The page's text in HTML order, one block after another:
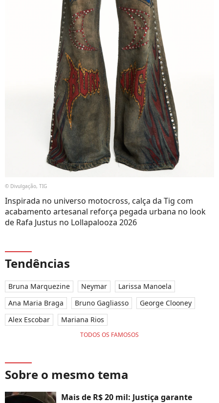
© Divulgação, TIG
Inspirada no universo motocross, calça da Tig com
acabamento artesanal reforça pegada urbana no look
de Rafa Justus no Lollapalooza 2026
Tendências
Bruna Marquezine Neymar
Larissa Manoela
Ana Maria Braga
Bruno Gagliasso
George Clooney
Alex Escobar
Mariana Rios
TODOS OS FAMOSOS
Sobre o mesmo tema
Mais de R$ 20 mil: Justiça garante